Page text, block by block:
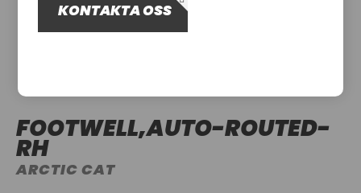
FOOTWELL,AUTO-ROUTED-
RH
ARCTIC CAT
KONTAKTA OSS